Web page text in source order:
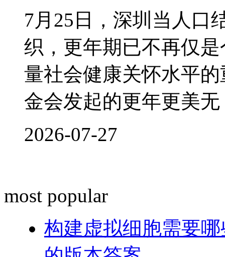
7月25日，深圳当人口
织，更年期已不再仅
量社会健康关怀水平
金会发起的更年更美无
2026-07-27
most popular
构建虚拟细胞需要